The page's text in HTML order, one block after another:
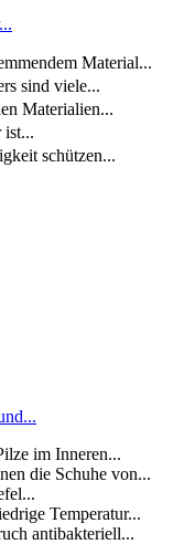
Material...
sind viele...
Materialien...
ist...
schützen...
im Inneren...
die Schuhe von...
Temperatur...
antibakteriell...